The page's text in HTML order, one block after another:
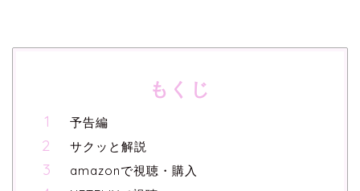
もくじ
予告編
サクッと解説
amazonで視聴・購入